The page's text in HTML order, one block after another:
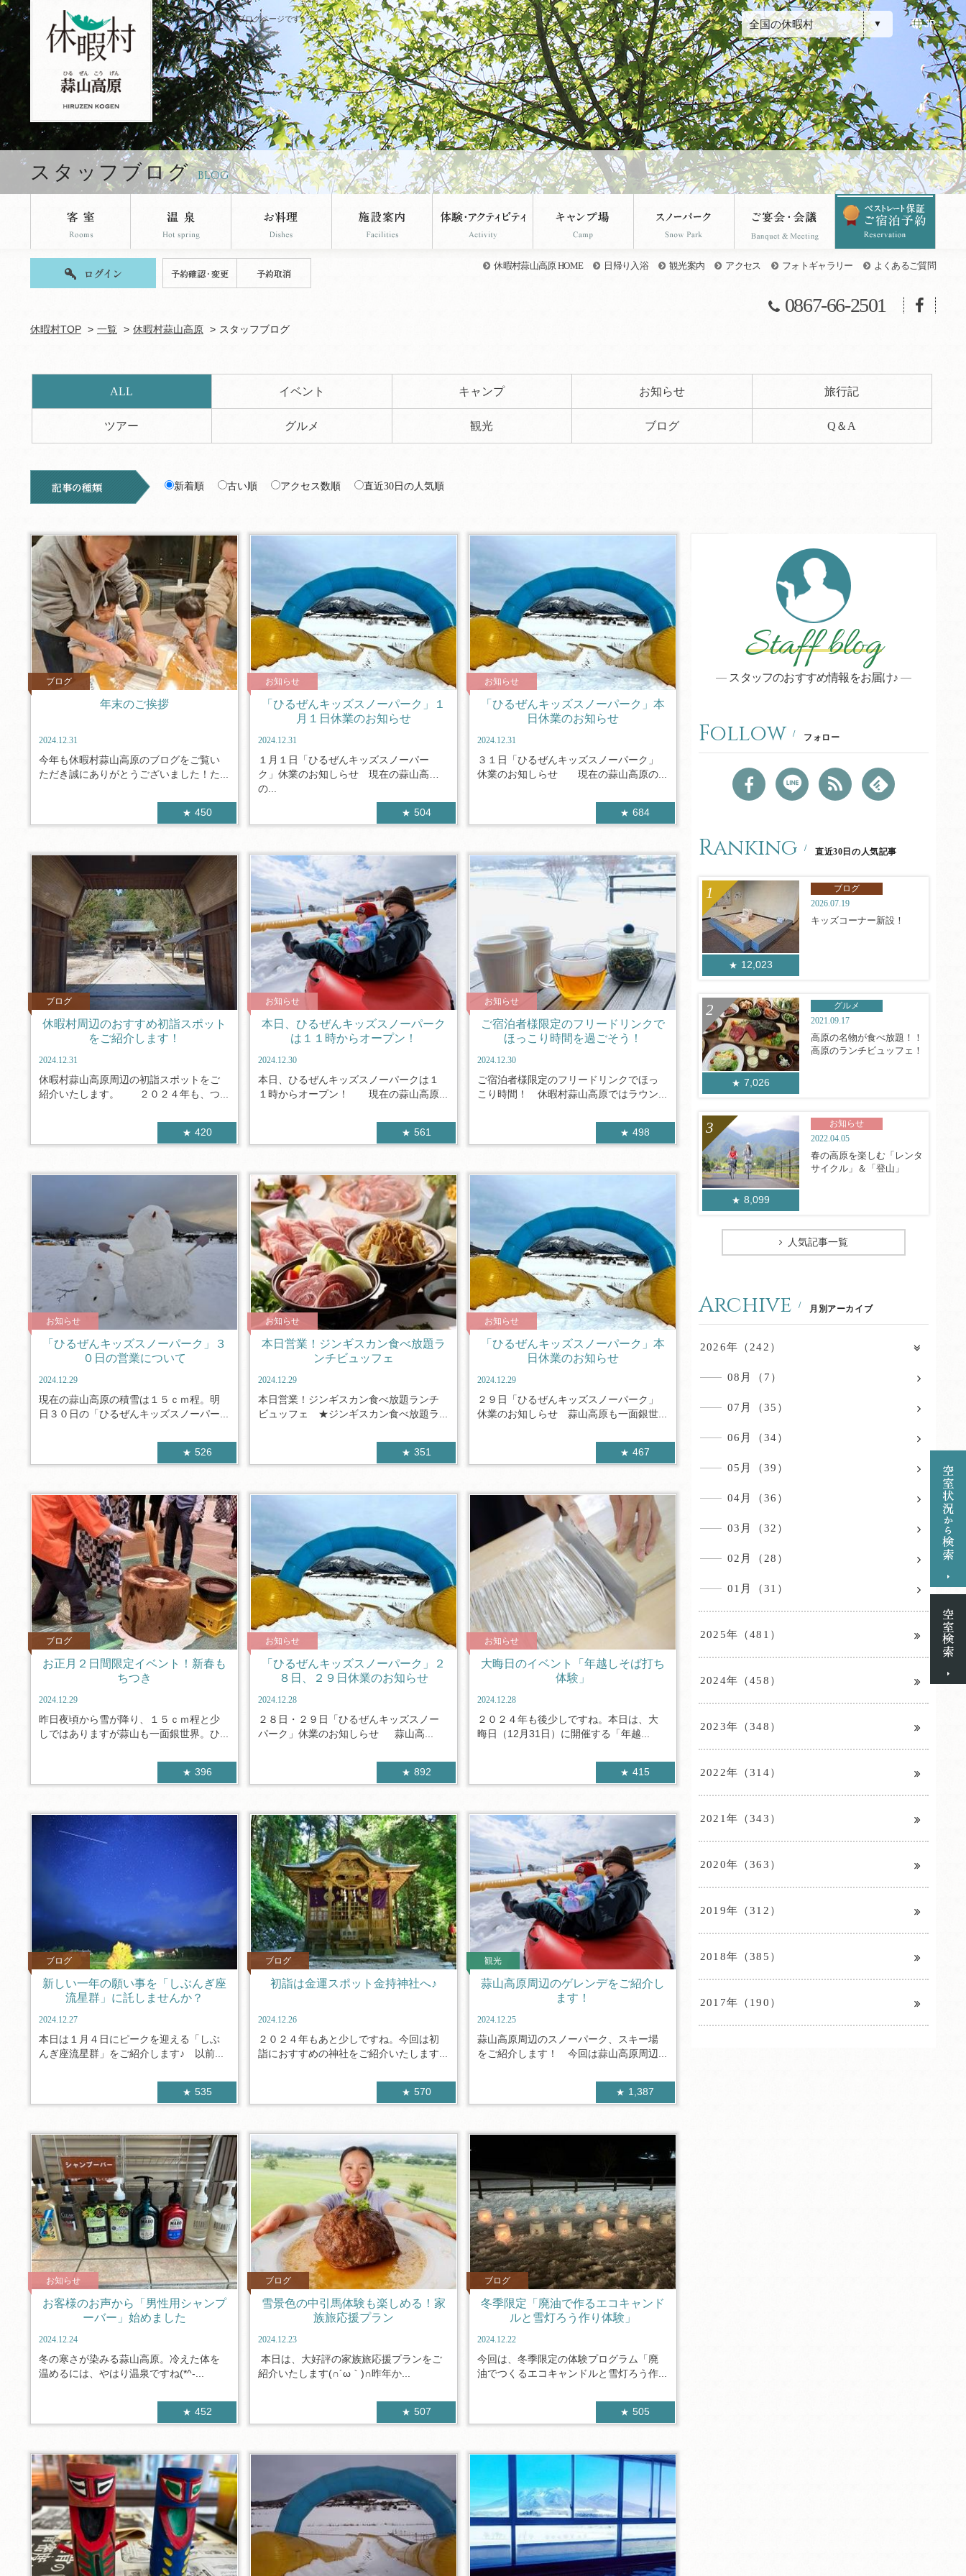
休暇村蒜山高原のブログページです。 全国の休暇村 JP
スタッフブログ BLOG
休暇村蒜山高原 HOME 日帰り入浴 観光案内 アクセス フォトギャラリー よくあるご質問
0867-66-2501
休暇村TOP 一覧 休暇村蒜山高原 スタッフブログ
ALL イベント キャンプ お知らせ 旅行記
ツアー グルメ 観光 ブログ Q＆A
新着順 古い順 アクセス数順 直近30日の人気順
ブログ
年末のご挨拶
2024.12.31
今年も休暇村蒜山高原のブログをご覧い
ただき誠にありがとうございました！た...
450
お知らせ
「ひるぜんキッズスノーパーク」１
月１日休業のお知らせ
2024.12.31
１月１日「ひるぜんキッズスノーパー
ク」休業のお知しらせ 現在の蒜山高原
の...
504
お知らせ
「ひるぜんキッズスノーパーク」本
日休業のお知らせ
2024.12.31
３１日「ひるぜんキッズスノーパーク」
休業のお知しらせ 現在の蒜山高原の...
684
ブログ
休暇村周辺のおすすめ初詣スポット
をご紹介します！
2024.12.31
休暇村蒜山高原周辺の初詣スポットをご
紹介いたします。 ２０２４年も、つ...
420
お知らせ
本日、ひるぜんキッズスノーパーク
は１１時からオープン！
2024.12.30
本日、ひるぜんキッズスノーパークは１
１時からオープン！ 現在の蒜山高原...
561
お知らせ
ご宿泊者様限定のフリードリンクで
ほっこり時間を過ごそう！
2024.12.30
ご宿泊者様限定のフリードリンクでほっ
こり時間！ 休暇村蒜山高原ではラウン...
498
お知らせ
「ひるぜんキッズスノーパーク」３
０日の営業について
2024.12.29
現在の蒜山高原の積雪は１５ｃｍ程。明
日３０日の「ひるぜんキッズスノーパー...
526
お知らせ
本日営業！ジンギスカン食べ放題ラ
ンチビュッフェ
2024.12.29
本日営業！ジンギスカン食べ放題ランチ
ビュッフェ ★ジンギスカン食べ放題ラ...
351
お知らせ
「ひるぜんキッズスノーパーク」本
日休業のお知らせ
2024.12.29
２９日「ひるぜんキッズスノーパーク」
休業のお知しらせ 蒜山高原も一面銀世...
467
ブログ
お正月２日間限定イベント！新春も
ちつき
2024.12.29
昨日夜頃から雪が降り、１５ｃｍ程と少
しではありますが蒜山も一面銀世界。ひ...
396
お知らせ
「ひるぜんキッズスノーパーク」２
８日、２９日休業のお知らせ
2024.12.28
２８日・２９日「ひるぜんキッズスノー
パーク」休業のお知しらせ 蒜山高...
892
お知らせ
大晦日のイベント「年越しそば打ち
体験」
2024.12.28
２０２４年も後少しですね。本日は、大
晦日（12月31日）に開催する「年越...
415
ブログ
新しい一年の願い事を「しぶんぎ座
流星群」に託しませんか？
2024.12.27
本日は１月４日にピークを迎える「しぶ
んぎ座流星群」をご紹介します♪ 以前...
535
ブログ
初詣は金運スポット金持神社へ♪
2024.12.26
２０２４年もあと少しですね。今回は初
詣におすすめの神社をご紹介いたします...
570
観光
蒜山高原周辺のゲレンデをご紹介し
ます！
2024.12.25
蒜山高原周辺のスノーパーク、スキー場
をご紹介します！ 今回は蒜山高原周辺...
1,387
お知らせ
お客様のお声から「男性用シャンプ
ーバー」始めました
2024.12.24
冬の寒さが染みる蒜山高原。冷えた体を
温めるには、やはり温泉ですね(*^-...
452
ブログ
雪景色の中引馬体験も楽しめる！家
族旅応援プラン
2024.12.23
本日は、大好評の家族旅応援プランをご
紹介いたします(∩´ω｀)∩昨年か...
507
ブログ
冬季限定「廃油で作るエコキャンド
ルと雪灯ろう作り体験」
2024.12.22
今回は、冬季限定の体験プログラム「廃
油でつくるエコキャンドルと雪灯ろう作...
505
Staff blog
スタッフのおすすめ情報をお届け♪
Follow フォロー
Ranking 直近30日の人気記事
12,023
ブログ
2026.07.19
キッズコーナー新設！
7,026
グルメ
2021.09.17
高原の名物が食べ放題！！
高原のランチビュッフェ！
8,099
お知らせ
2022.04.05
春の高原を楽しむ「レンタ
サイクル」＆「登山」
人気記事一覧
Archive 月別アーカイブ
2026年（242）
08月（7）
07月（35）
06月（34）
05月（39）
04月（36）
03月（32）
02月（28）
01月（31）
2025年（481）
2024年（458）
2023年（348）
2022年（314）
2021年（343）
2020年（363）
2019年（312）
2018年（385）
2017年（190）